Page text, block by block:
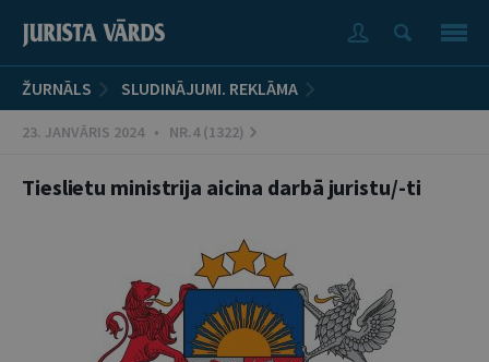
ŽURNĀLS SLUDINĀJUMI. REKLĀMA
23. JANVĀRIS 2024 • NR.4 (1322)
Tieslietu ministrija aicina darbā juristu/-ti